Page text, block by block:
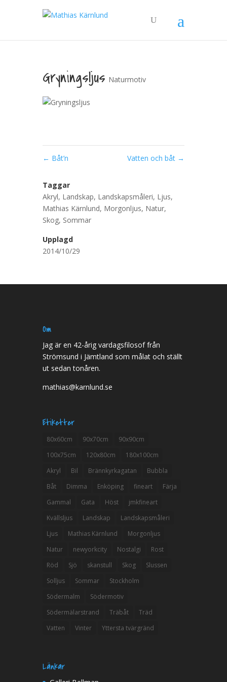
Gryningsljus Naturmotiv
← Båt’n Vatten och båt →
Taggar
Akryl, Landskap, Landskapsmåleri, Ljus,
Mathias Kärnlund, Morgonljus, Natur,
Skog, Sommar
Upplagd
2014/10/29
Om
Jag är en 42-årig vardagsfilosof från
Strömsund i Jämtland som målat och ställt
ut sedan tonåren.
mathias@karnlund.se
Etiketter
80x60cm 90x70cm
90x90cm
100x75cm
120x80cm
180x100cm
Akryl
Bil Brännkyrkagatan
Bubbla
Båt
Dimma Enköping fineart
Färja
Gammal
Gata Höst
jmkfineart
Kvällsljus
Landskap
Landskapsmåleri
Ljus
Mathias Kärnlund
Morgonljus
Natur
newyorkcity Nostalgi
Rost
Röd
Sjö skanstull Skog
Slussen
Solljus
Sommar
Stockholm
Södermalm
Södermotiv
Södermälarstrand
Träbåt
Träd
Vatten
Vinter Yttersta tvärgränd
Länkar